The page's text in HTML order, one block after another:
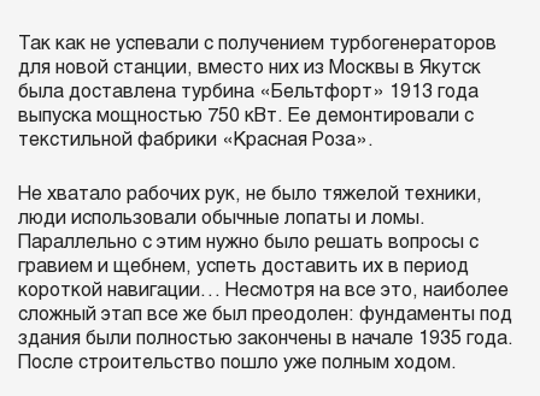
Так как не успевали с получением турбогенераторов
для новой станции, вместо них из Москвы в Якутск
была доставлена турбина «Бельтфорт» 1913 года
выпуска мощностью 750 кВт. Ее демонтировали с
текстильной фабрики «Красная Роза».
Не хватало рабочих рук, не было тяжелой техники,
люди использовали обычные лопаты и ломы.
Параллельно с этим нужно было решать вопросы с
гравием и щебнем, успеть доставить их в период
короткой навигации… Несмотря на все это, наиболее
сложный этап все же был преодолен: фундаменты под
здания были полностью закончены в начале 1935 года.
После строительство пошло уже полным ходом.